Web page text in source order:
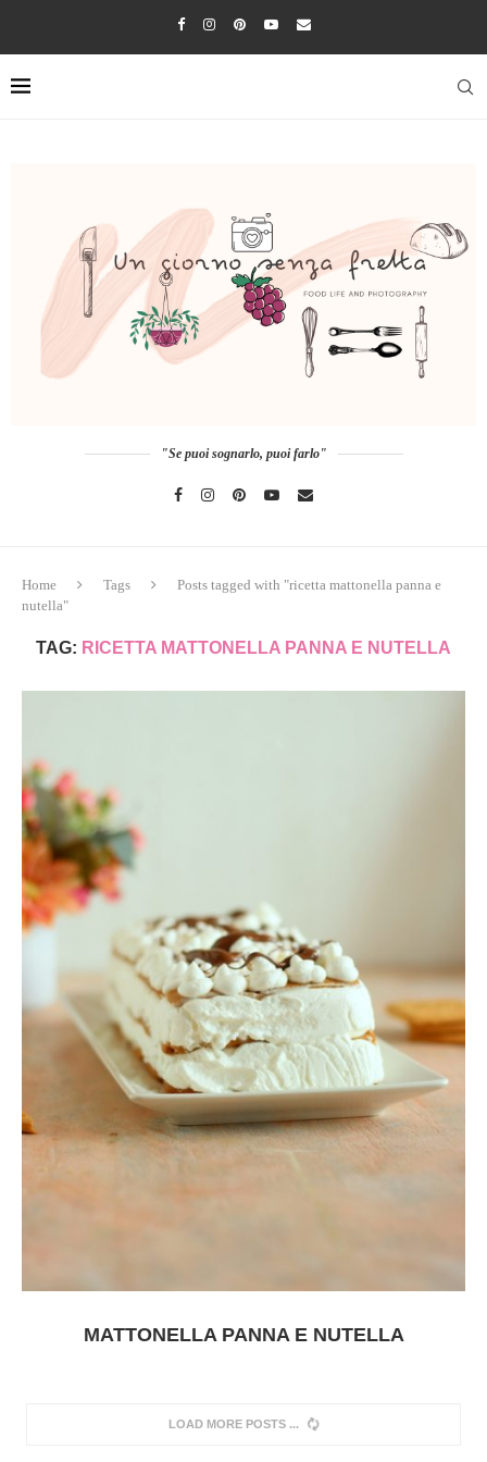
"Se puoi sognarlo, puoi farlo"
Home Tags
Posts tagged with "ricetta mattonella panna e
nutella"
TAG: RICETTA MATTONELLA PANNA E NUTELLA
MATTONELLA PANNA E NUTELLA
LOAD MORE POSTS